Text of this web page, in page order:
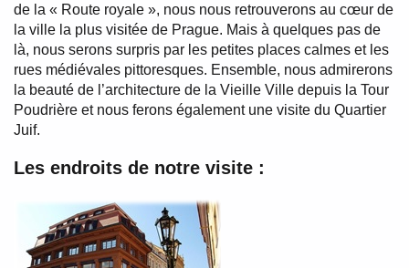
de la « Route royale », nous nous retrouverons au cœur de
la ville la plus visitée de Prague. Mais à quelques pas de
là, nous serons surpris par les petites places calmes et les
rues médiévales pittoresques. Ensemble, nous admirerons
la beauté de l’architecture de la Vieille Ville depuis la Tour
Poudrière et nous ferons également une visite du Quartier
Juif.
Les endroits de notre visite :